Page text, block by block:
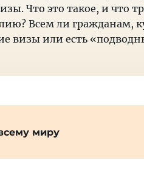
Что это такое, и что
Всем ли
визы или есть
миру